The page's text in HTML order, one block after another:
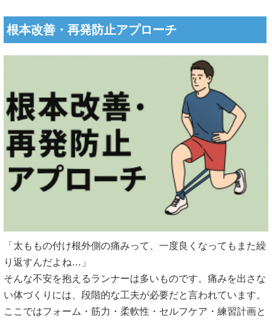
根本改善・再発防止アプローチ
「太ももの付け根外側の痛みって、一度良くなってもまた繰
り返すんだよね…」
そんな不安を抱えるランナーは多いものです。痛みを出さな
い体づくりには、段階的な工夫が必要だと言われています。
ここではフォーム・筋力・柔軟性・セルフケア・練習計画と